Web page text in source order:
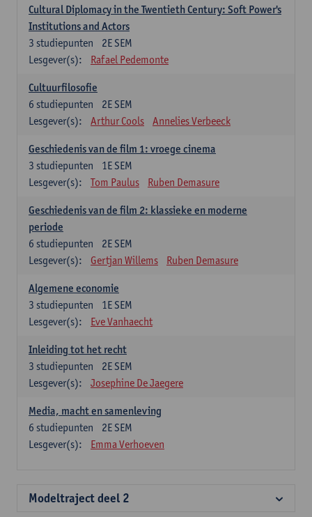
Cultural Diplomacy in the Twentieth Century: Soft Power's
Institutions and Actors
2E SEM
3 studiepunten
Lesgever(s):
Rafael Pedemonte
Cultuurfilosofie
2E SEM
6 studiepunten
Lesgever(s):
Arthur Cools Annelies Verbeeck
Geschiedenis van de film 1: vroege cinema
1E SEM
3 studiepunten
Lesgever(s):
Tom Paulus Ruben Demasure
Geschiedenis van de film 2: klassieke en moderne
periode
2E SEM
6 studiepunten
Lesgever(s):
Gertjan Willems Ruben Demasure
Algemene economie
1E SEM
3 studiepunten
Lesgever(s):
Eve Vanhaecht
Inleiding tot het recht
2E SEM
3 studiepunten
Lesgever(s):
Josephine De Jaegere
Media, macht en samenleving
2E SEM
6 studiepunten
Lesgever(s):
Emma Verhoeven
Modeltraject deel 2